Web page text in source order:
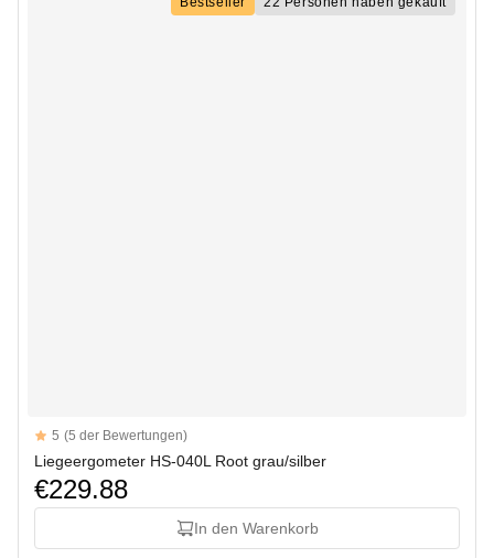
Reviews
5 out of 5 stars
5 (5 der Bewertungen)
Liegeergometer HS-040L Root grau/silber
€229.88
In den Warenkorb